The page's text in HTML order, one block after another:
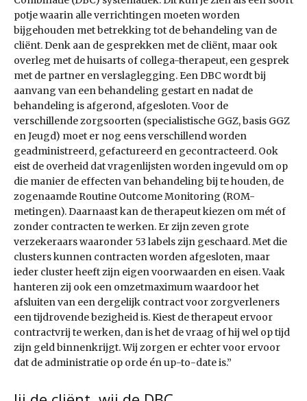
potje waarin alle verrichtingen moeten worden
bijgehouden met betrekking tot de behandeling van de
cliënt. Denk aan de gesprekken met de cliënt, maar ook
overleg met de huisarts of collega-therapeut, een gesprek
met de partner en verslaglegging. Een DBC wordt bij
aanvang van een behandeling gestart en nadat de
behandeling is afgerond, afgesloten. Voor de
verschillende zorgsoorten (specialistische GGZ, basis GGZ
en Jeugd) moet er nog eens verschillend worden
geadministreerd, gefactureerd en gecontracteerd. Ook
eist de overheid dat vragenlijsten worden ingevuld om op
die manier de effecten van behandeling bij te houden, de
zogenaamde Routine Outcome Monitoring (ROM-
metingen). Daarnaast kan de therapeut kiezen om mét of
zonder contracten te werken. Er zijn zeven grote
verzekeraars waaronder 53 labels zijn geschaard. Met die
clusters kunnen contracten worden afgesloten, maar
ieder cluster heeft zijn eigen voorwaarden en eisen. Vaak
hanteren zij ook een omzetmaximum waardoor het
afsluiten van een dergelijk contract voor zorgverleners
een tijdrovende bezigheid is. Kiest de therapeut ervoor
contractvrij te werken, dan is het de vraag of hij wel op tijd
zijn geld binnenkrijgt. Wij zorgen er echter voor ervoor
dat de administratie op orde én up-to-date is.”